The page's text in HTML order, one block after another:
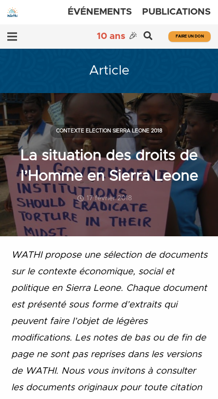
ÉVÉNEMENTS PUBLICATIONS
10 ans 🎉 FAIRE UN DON
Article
La situation des droits de
l’Homme en Sierra Leone
17 février 2018
CONTEXTE ELECTION SIERRA LEONE 2018
WATHI propose une sélection de documents
sur le contexte économique, social et
politique en Sierra Leone. Chaque document
est présenté sous forme d’extraits qui
peuvent faire l’objet de légères
modifications. Les notes de bas ou de fin de
page ne sont pas reprises dans les versions
de WATHI. Nous vous invitons à consulter
les documents originaux pour toute citation